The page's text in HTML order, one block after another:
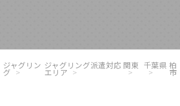
ジャグリン
グ
ジャグリング派遣対応
エリア
関東 千葉県 柏
市